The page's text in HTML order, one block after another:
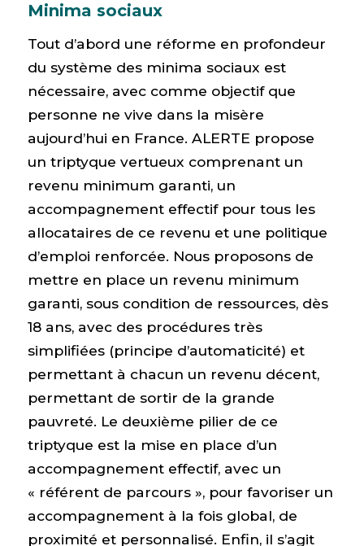
Minima sociaux
Tout d’abord une réforme en profondeur
du système des minima sociaux est
nécessaire, avec comme objectif que
personne ne vive dans la misère
aujourd’hui en France. ALERTE propose
un triptyque vertueux comprenant un
revenu minimum garanti, un
accompagnement effectif pour tous les
allocataires de ce revenu et une politique
d’emploi renforcée. Nous proposons de
mettre en place un revenu minimum
garanti, sous condition de ressources, dès
18 ans, avec des procédures très
simplifiées (principe d’automaticité) et
permettant à chacun un revenu décent,
permettant de sortir de la grande
pauvreté. Le deuxième pilier de ce
triptyque est la mise en place d’un
accompagnement effectif, avec un
« référent de parcours », pour favoriser un
accompagnement à la fois global, de
proximité et personnalisé. Enfin, il s’agit